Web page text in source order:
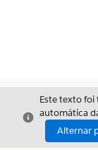
Fechar
Este texto
automática
Alternar